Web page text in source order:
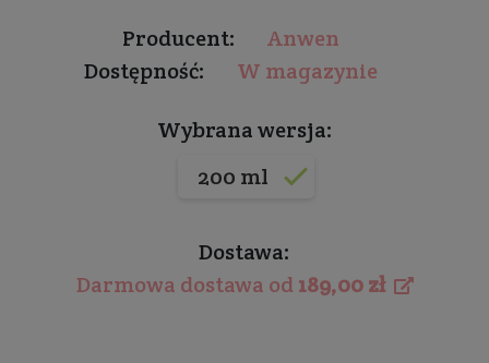
Producent:
Anwen
Dostępność:
W magazynie
Wybrana wersja:
200 ml
Dostawa:
Darmowa dostawa od189,00 zł